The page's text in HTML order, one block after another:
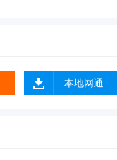
本地网通